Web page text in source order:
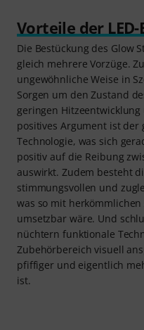
Vorteile der
Die Bestückung des Glow
gleich mehrere Vorzüge.
ungewöhnliche Weise in
Sorgen um den Zustand
geringen
positives Argument ist der
Technologie, was sich
positiv auf die Reibung
auswirkt. Zudem besteht
stimmungsvollen und
was so mit
umsetzbar wäre. Und
nüchtern funktionale
Zubehörbereich visuell
pfiffiger und eigentlich
ist.